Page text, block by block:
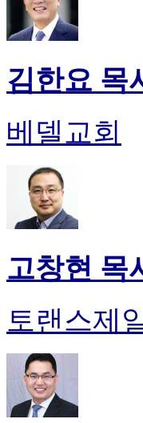
김한요 목
베델교회
고창현 목
토랜스제